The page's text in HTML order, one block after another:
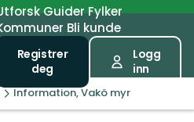
GuiderFylker
Bli kunde
Registrer
deg
Logg
inn
Information, Vakö myr